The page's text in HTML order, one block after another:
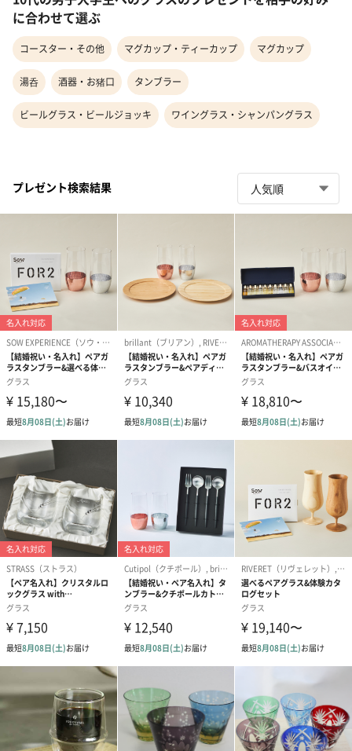
に合わせて選ぶ
コースター・その他 マグカップ・ティーカップ マグカップ
湯呑 酒器・お猪口 タンブラー
ビールグラス・ビールジョッキ ワイングラス・シャンパングラス
プレゼント検索結果